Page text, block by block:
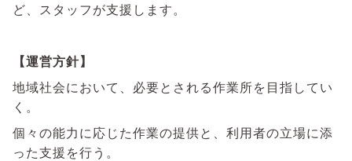
ど、スタッフが支援します。
【運営方針】
地域社会において、必要とされる作業所を目指してい
く。
個々の能力に応じた作業の提供と、利用者の立場に添
った支援を行う。